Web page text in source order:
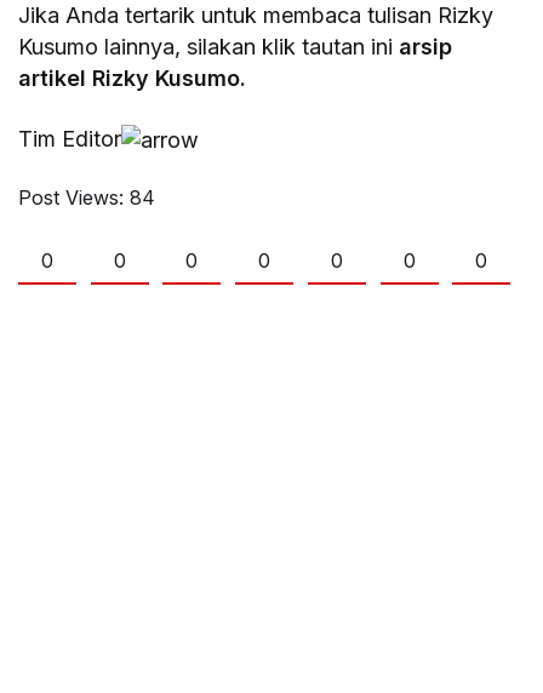
Jika Anda tertarik untuk membaca tulisan Rizky
Kusumo lainnya, silakan klik tautan ini arsip
artikel Rizky Kusumo.
Tim Editor
Post Views: 84
0 0 0 0 0 0 0